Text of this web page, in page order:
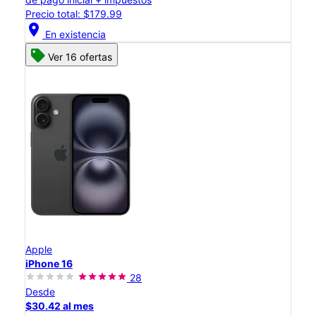
Precio total: $179.99
location_on En existencia
Ver 16 ofertas
Apple
iPhone 16
28
Desde
$30.42 al mes